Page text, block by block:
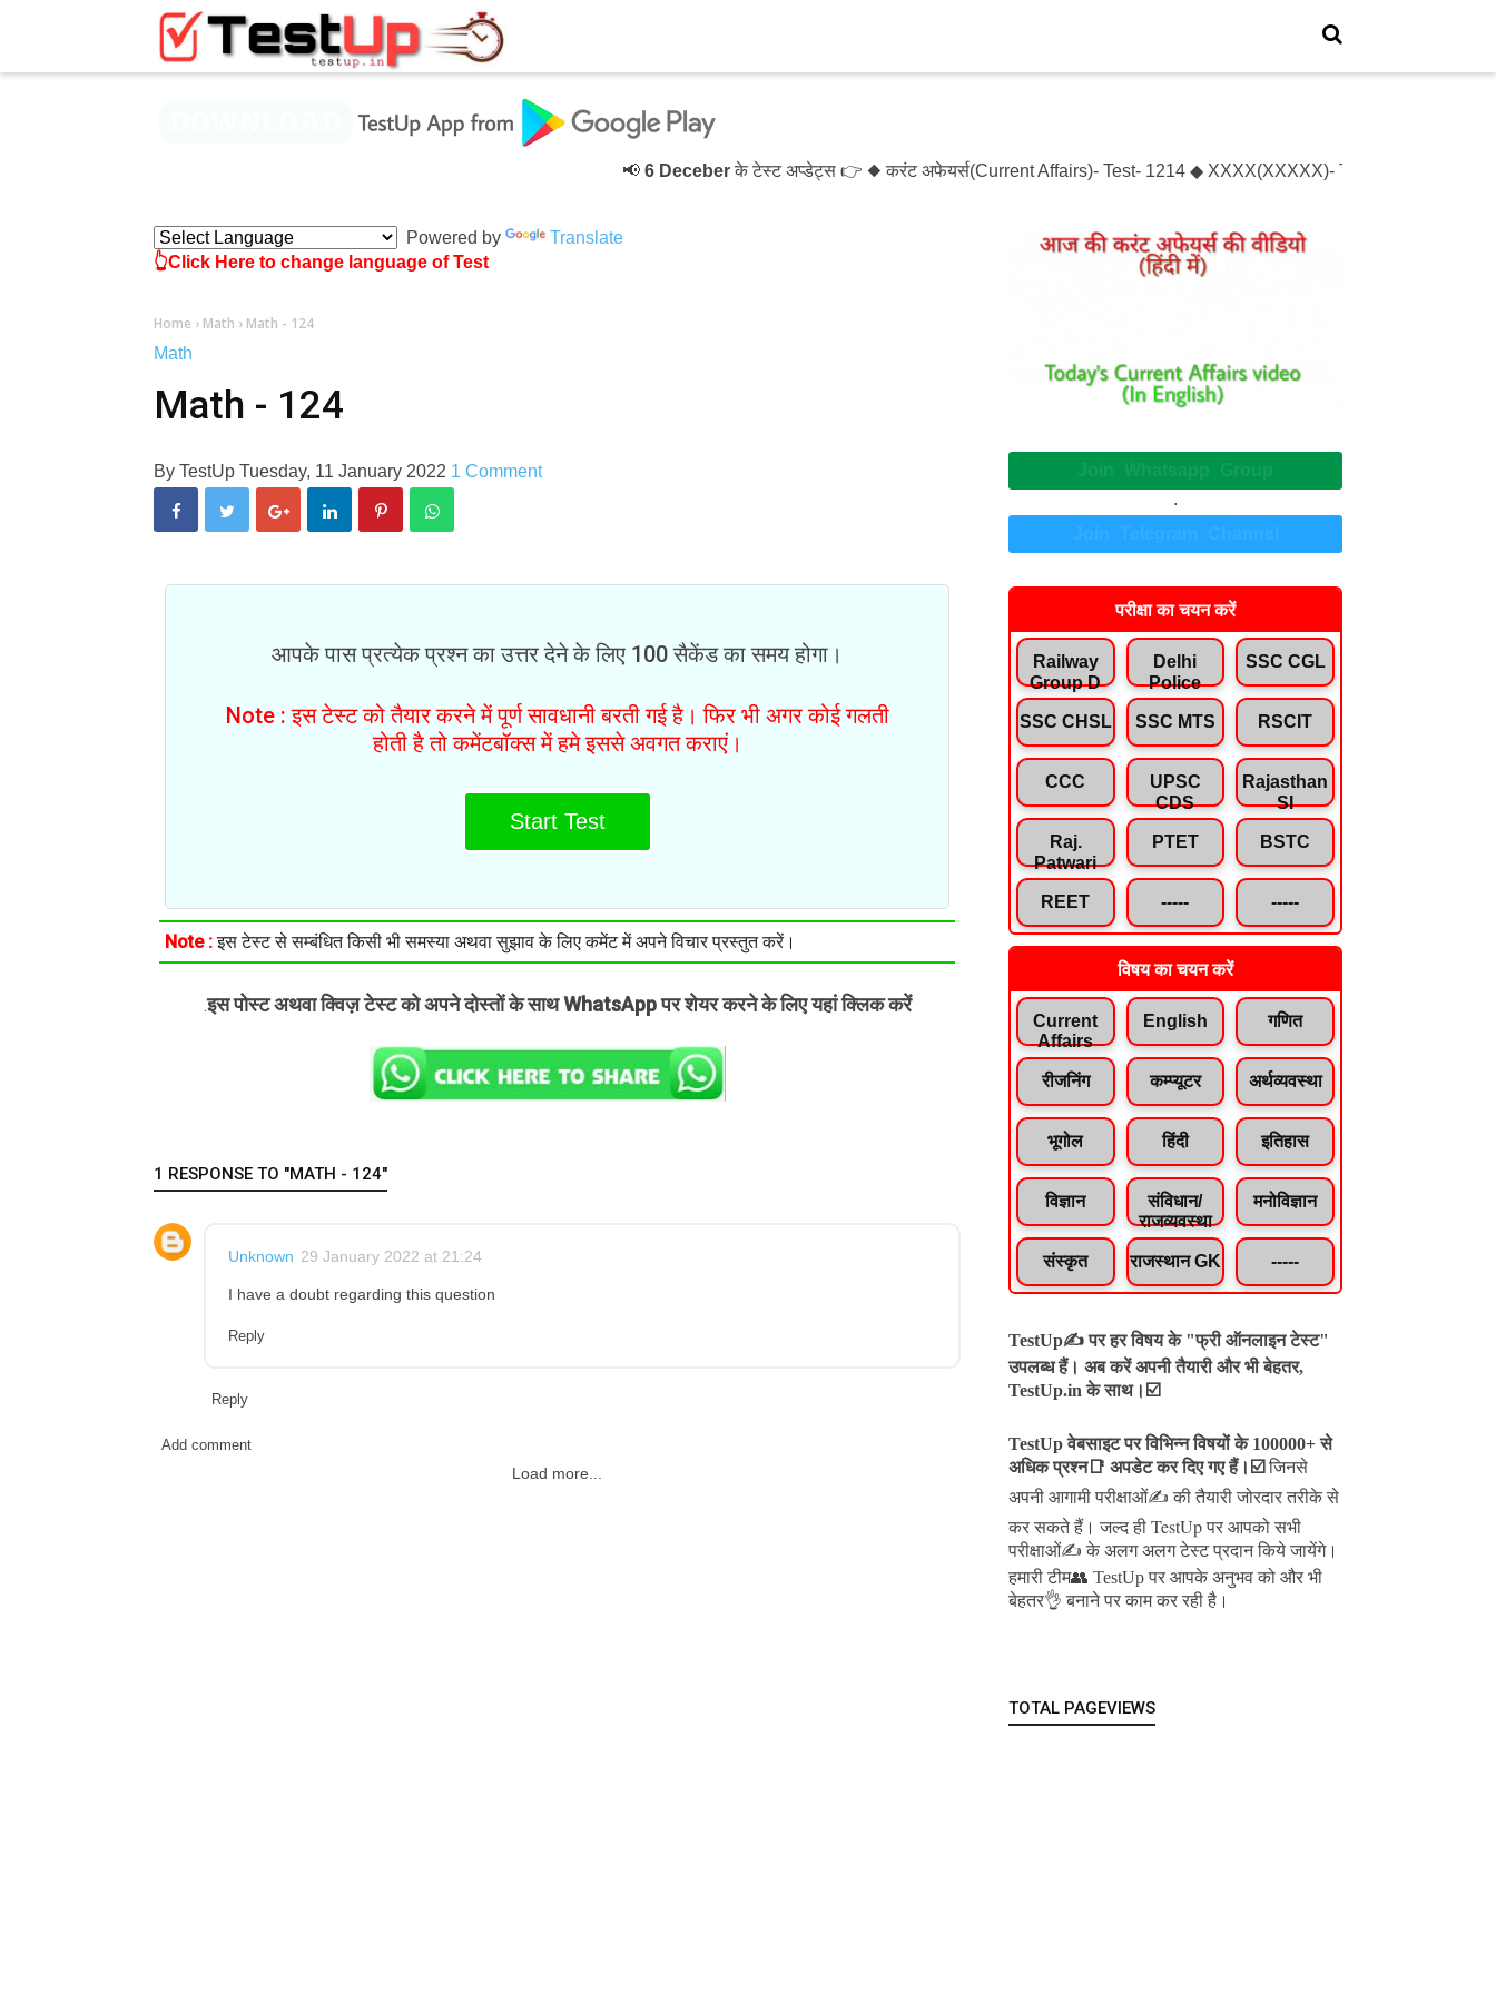
6 Deceberके टेस्ट अप्डेट्स 👉 ◆ करंट अफेयर्स(Current Affairs)- Test- 1214 ◆ XXXX(XXXXX)- Test- XXXXXX
Powered by
Translate
👆Click Here to change language of Test
Home › Math › Math - 124
Math
Math - 124
By TestUp Tuesday, 11 January 2022 1 Comment
आपके पास प्रत्येक प्रश्न का उत्तर देने के लिए 100 सैकेंड का समय होगा।
Note : इस टेस्ट को तैयार करने में पूर्ण सावधानी बरती गई है। फिर भी अगर कोई गलती
होती है तो कमेंटबॉक्स में हमे इससे अवगत कराएं।
Start Test
Note :इस टेस्ट से सम्बंधित किसी भी समस्या अथवा सुझाव के लिए कमेंट में अपने विचार प्रस्तुत करें।
.इस पोस्ट अथवा क्विज़ टेस्ट को अपने दोस्तों के साथ WhatsApp पर शेयर करने के लिए यहां क्लिक करें
1 RESPONSE TO "MATH - 124"
Unknown 29 January 2022 at 21:24
I have a doubt regarding this question
Reply
Reply
Add comment
Load more...
.
परीक्षा का चयन करें
Railway
Group D
Delhi
Police
SSC CGL
SSC CHSL SSC MTS RSCIT
CCC
UPSC
CDS
Rajasthan
SI
Raj.
Patwari
PTET BSTC
REET ----- -----
विषय का चयन करें
Current
Affairs
English गणित
रीजनिंग कम्प्यूटर अर्थव्यवस्था
भूगोल हिंदी इतिहास
विज्ञान
संविधान/
राजव्यवस्था
मनोविज्ञान
संस्कृत राजस्थान GK -----
TestUp✍️ पर हर विषय के "फ्री ऑनलाइन टेस्ट"
उपलब्ध हैं। अब करें अपनी तैयारी और भी बेहतर,
TestUp.in के साथ।☑️
TestUp वेबसाइट पर विभिन्न विषयों के 100000+ से
अधिक प्रश्न📑 अपडेट कर दिए गए हैं। ☑️ जिनसे
अपनी आगामी परीक्षाओं✍️ की तैयारी जोरदार तरीके से
कर सकते हैं।जल्द ही TestUp पर आपको सभी
परीक्षाओं✍️ के अलग अलग टेस्ट प्रदान किये जायेंगे।
हमारी टीम👥 TestUp पर आपके अनुभव को और भी
बेहतर👌 बनाने पर काम कर रही है।
TOTAL PAGEVIEWS